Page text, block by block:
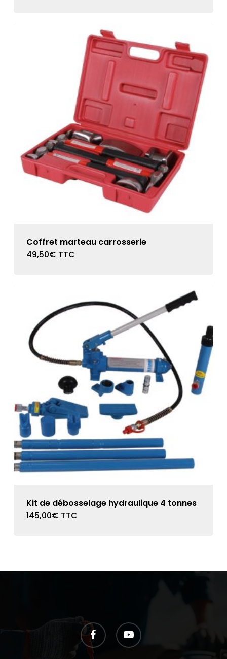
Coffret marteau carrosserie
49,50€ TTC
Kit de débosselage hydraulique 4 tonnes
145,00€ TTC
facebook youtube